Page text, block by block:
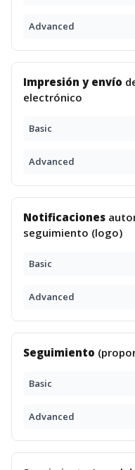
Advanced
Impresión y envío
electrónico
Basic
Advanced
Notificaciones
seguimiento (logo)
Basic
Advanced
Seguimiento
Basic
Advanced